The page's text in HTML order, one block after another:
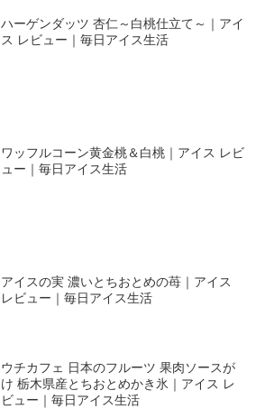
ハーゲンダッツ 杏仁～白桃仕立て～｜アイ
ス レビュー｜毎日アイス生活
ワッフルコーン黄金桃＆白桃｜アイス レビ
ュー｜毎日アイス生活
アイスの実 濃いとちおとめの苺｜アイス
レビュー｜毎日アイス生活
ウチカフェ 日本のフルーツ 果肉ソースが
け 栃木県産とちおとめかき氷｜アイス レ
ビュー｜毎日アイス生活